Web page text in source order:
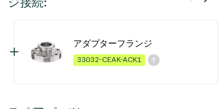
アダプターフランジ
33032-CEAK-ACK1